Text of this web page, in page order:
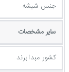
جنس شیشه
ساير مشخصات
کشور مبدا برند